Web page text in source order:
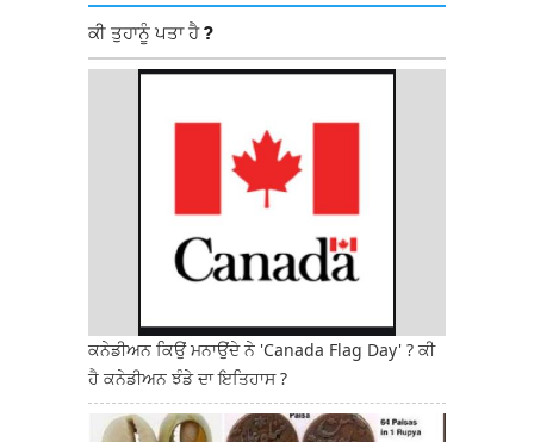
ਕੀ ਤੁਹਾਨੂੰ ਪਤਾ ਹੈ ?
ਕਨੇਡੀਅਨ ਕਿਉਂ ਮਨਾਉਂਦੇ ਨੇ 'Canada Flag Day' ? ਕੀ
ਹੈ ਕਨੇਡੀਅਨ ਝੰਡੇ ਦਾ ਇਤਿਹਾਸ ?